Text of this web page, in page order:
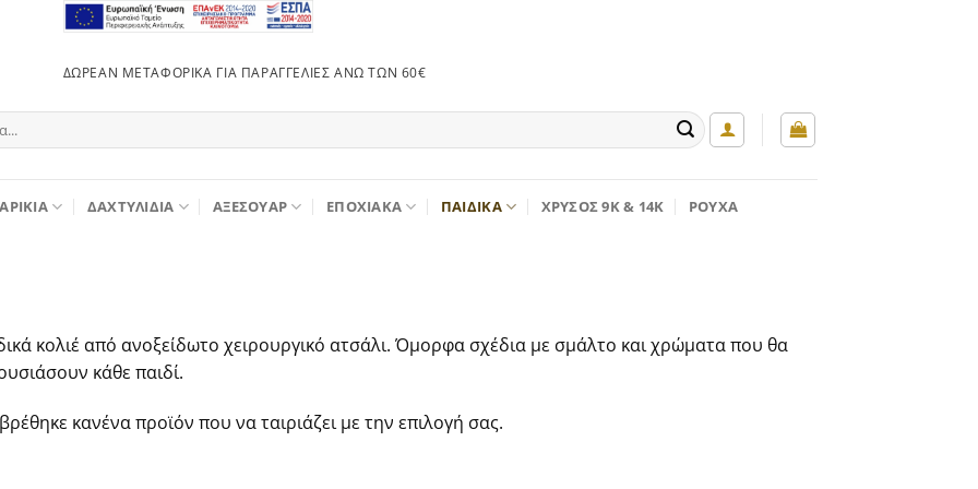
ΔΩΡΕΆΝ ΜΕΤΑΦΟΡΙΚΆ ΓΙΑ ΠΑΡΑΓΓΕΛΊΕΣ ΆΝΩ ΤΩΝ 60€
ΔΑΧΤΥΛΊΔΙΑ ΑΞΕΣΟΥΆΡ ΕΠΟΧΙΑΚΆ ΠΑΙΔΙΚΆ ΧΡΥΣΌΣ 9K & 14K ΡΟΎΧΑ
κολιέ από ανοξείδωτο χειρουργικό ατσάλι. Όμορφα σχέδια με σμάλτο και χρώματα που θα
κάθε παιδί.
κανένα προϊόν που να ταιριάζει με την επιλογή σας.